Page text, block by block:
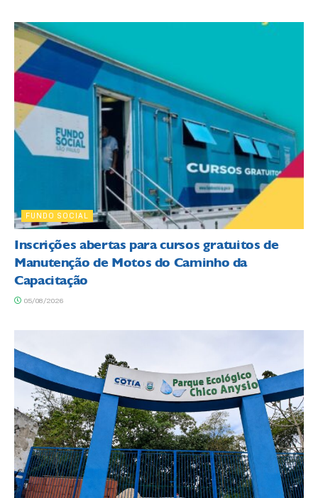
FUNDO SOCIAL
Inscrições abertas para cursos gratuitos de
Manutenção de Motos do Caminho da
Capacitação
05/08/2026